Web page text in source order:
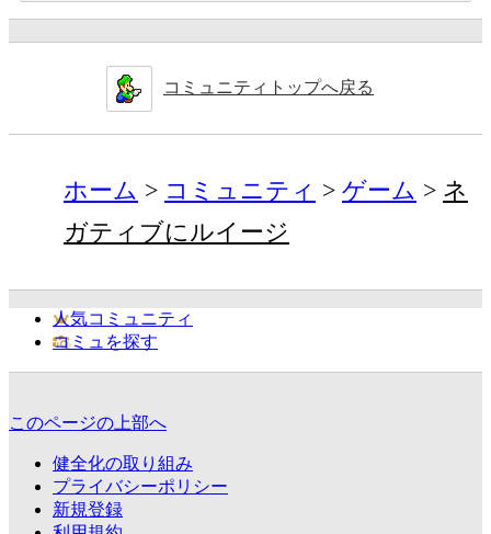
コミュニティトップへ戻る
ホーム コミュニティ ゲーム
ネ
ガティブにルイージ
人気コミュニティ
コミュを探す
このページの上部へ
健全化の取り組み
プライバシーポリシー
新規登録